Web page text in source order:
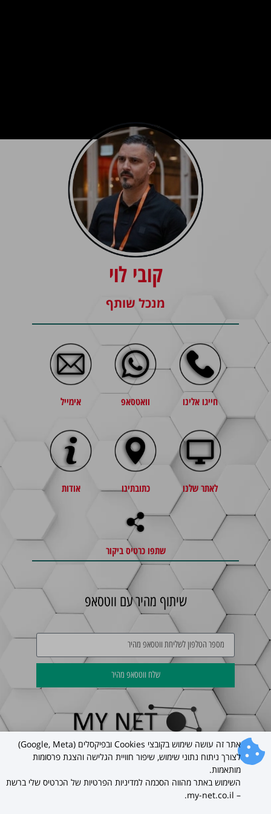
קובי לוי
מנכל שותף
חייגו אלינו וואטסאפ אימייל
לאתר שלנו כתובתינו אודות
שתפו כרטיס ביקור
שיתוף מהיר עם ווטסאפ
שלח ווטסאפ מהיר
כל הזכויות שמורות ל –
2026 ©
אתר זה עושה שימוש בקובצי Cookies ובפיקסלים (Google, Meta)
לצורך ניתוח נתוני שימוש, שיפור חוויית הגלישה והצגת פרסומות
מותאמות.
השימוש באתר מהווה הסכמה למדיניות הפרטיות של הכרטיס שלי ברשת
– my-net.co.il.